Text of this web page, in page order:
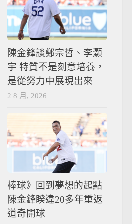
陳金鋒談鄭宗哲、李灝
宇 特質不是刻意培養，
是從努力中展現出來
2 8 月, 2026
棒球》回到夢想的起點
陳金鋒睽違20多年重返
道奇開球